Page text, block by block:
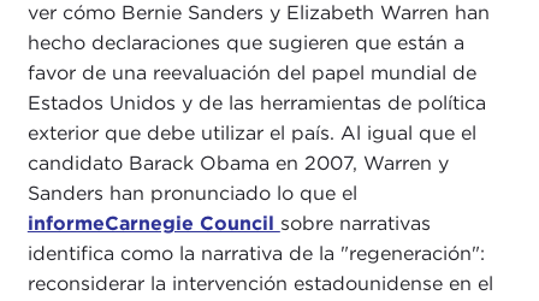
ver cómo Bernie Sanders y Elizabeth Warren han
hecho declaraciones que sugieren que están a
favor de una reevaluación del papel mundial de
Estados Unidos y de las herramientas de política
exterior que debe utilizar el país. Al igual que el
candidato Barack Obama en 2007, Warren y
Sanders han pronunciado lo que el
informeCarnegie Council sobre narrativas
identifica como la narrativa de la "regeneración":
reconsiderar la intervención estadounidense en el